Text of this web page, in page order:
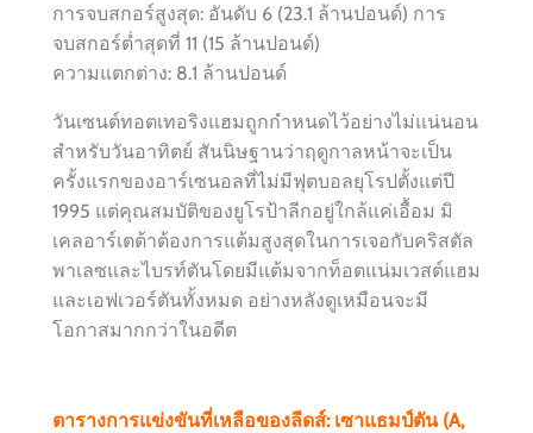
การจบสกอร์สูงสุด: อันดับ 6 (23.1 ล้านปอนด์) การ
จบสกอร์ต่ำสุดที่ 11 (15 ล้านปอนด์)
ความแตกต่าง: 8.1 ล้านปอนด์
วันเซนต์ทอตเทอริงแฮมถูกกำหนดไว้อย่างไม่แน่นอน
สำหรับวันอาทิตย์ สันนิษฐานว่าฤดูกาลหน้าจะเป็น
ครั้งแรกของอาร์เซนอลที่ไม่มีฟุตบอลยุโรปตั้งแต่ปี
1995 แต่คุณสมบัติของยูโรป้าลีกอยู่ใกล้แค่เอื้อม มิ
เคลอาร์เตต้าต้องการแต้มสูงสุดในการเจอกับคริสตัล
พาเลซและไบรท์ตันโดยมีแต้มจากท็อตแน่มเวสต์แฮม
และเอฟเวอร์ตันทั้งหมด อย่างหลังดูเหมือนจะมี
โอกาสมากกว่าในอดีต
ตารางการแข่งขันที่เหลือของลีดส์: เซาแธมป์ตัน (A,